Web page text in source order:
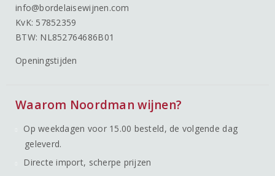
info@bordelaisewijnen.com
KvK: 57852359
BTW: NL852764686B01
Openingstijden
Waarom Noordman wijnen?
Op weekdagen voor 15.00 besteld, de volgende dag
geleverd.
Directe import, scherpe prijzen